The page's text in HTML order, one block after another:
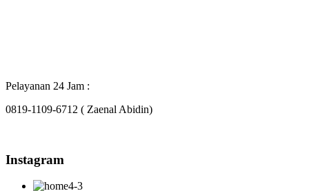
Pelayanan 24 Jam :
0819-1109-6712 ( Zaenal Abidin)
Instagram